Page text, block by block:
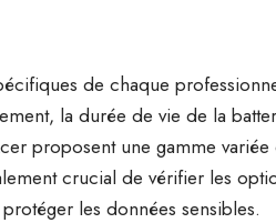
de chaque
la durée de vie de la
proposent une gamme
crucial de vérifier les
les données sensibles.